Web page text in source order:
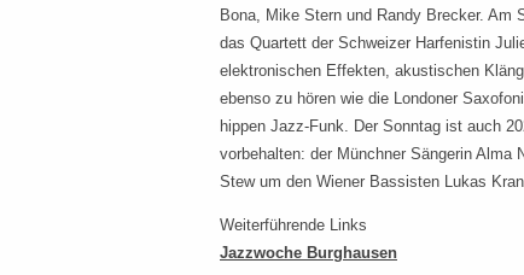
Bona, Mike Stern und Randy Brecker. Am
das Quartett der Schweizer Harfenistin
elektronischen Effekten, akustischen
ebenso zu hören wie die Londoner
hippen Jazz-Funk. Der Sonntag ist auch
vorbehalten: der Münchner Sängerin Alma
Stew um den Wiener Bassisten Lukas
Weiterführende Links
Jazzwoche Burghausen